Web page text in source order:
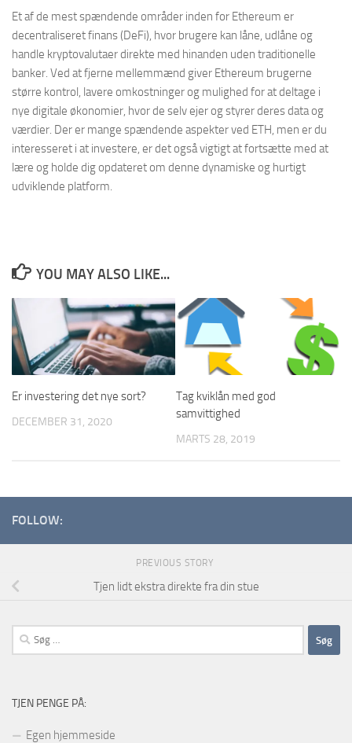
Et af de mest spændende områder inden for Ethereum er
decentraliseret finans (DeFi), hvor brugere kan låne, udlåne og
handle kryptovalutaer direkte med hinanden uden traditionelle
banker. Ved at fjerne mellemmænd giver Ethereum brugerne
større kontrol, lavere omkostninger og mulighed for at deltage i
nye digitale økonomier, hvor de selv ejer og styrer deres data og
værdier. Der er mange spændende aspekter ved ETH, men er du
interesseret i at investere, er det også vigtigt at fortsætte med at
lære og holde dig opdateret om denne dynamiske og hurtigt
udviklende platform.
YOU MAY ALSO LIKE...
Er investering det nye sort?
DECEMBER 31, 2020
Tag kviklån med god
samvittighed
MARTS 28, 2019
FOLLOW:
PREVIOUS STORY
Tjen lidt ekstra direkte fra din stue
Søg
efter:
TJEN PENGE PÅ:
Egen hjemmeside